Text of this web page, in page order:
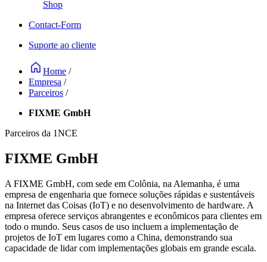
Shop
Contact-Form
Suporte ao cliente
Home /
Empresa /
Parceiros /
FIXME GmbH
Parceiros da 1NCE
FIXME GmbH
A FIXME GmbH, com sede em Colônia, na Alemanha, é uma
empresa de engenharia que fornece soluções rápidas e sustentáveis
na Internet das Coisas (IoT) e no desenvolvimento de hardware. A
empresa oferece serviços abrangentes e econômicos para clientes em
todo o mundo. Seus casos de uso incluem a implementação de
projetos de IoT em lugares como a China, demonstrando sua
capacidade de lidar com implementações globais em grande escala.